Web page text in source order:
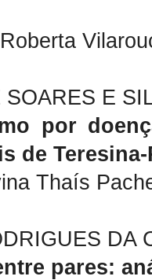
SOARES E
por
de
Thaís
DA
pares: